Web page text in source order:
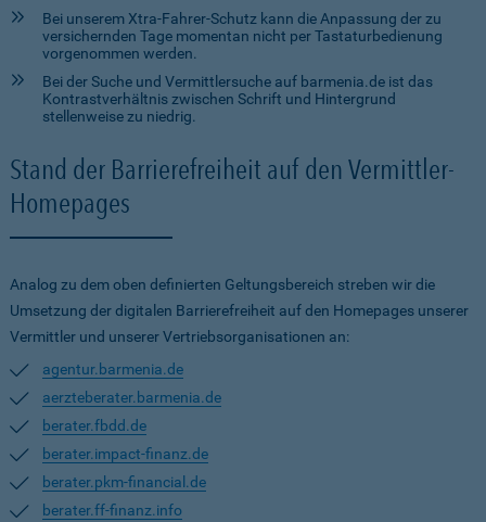
Bei unserem Xtra-Fahrer-Schutz kann die Anpassung der zu
versichernden Tage momentan nicht per Tastaturbedienung
vorgenommen werden.
Bei der Suche und Vermittlersuche auf barmenia.de ist das
Kontrastverhältnis zwischen Schrift und Hintergrund
stellenweise zu niedrig.
Stand der Barrierefreiheit auf den Vermittler-
Homepages
Analog zu dem oben definierten Geltungsbereich streben wir die
Umsetzung der digitalen Barrierefreiheit auf den Homepages unserer
Vermittler und unserer Vertriebsorganisationen an:
agentur.barmenia.de
aerzteberater.barmenia.de
berater.fbdd.de
berater.impact-finanz.de
berater.pkm-financial.de
berater.ff-finanz.info